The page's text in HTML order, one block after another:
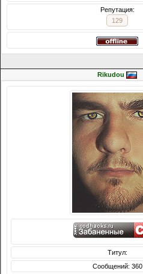
Репутация:
129
Rikudou
Титул:
Сообщений: 360